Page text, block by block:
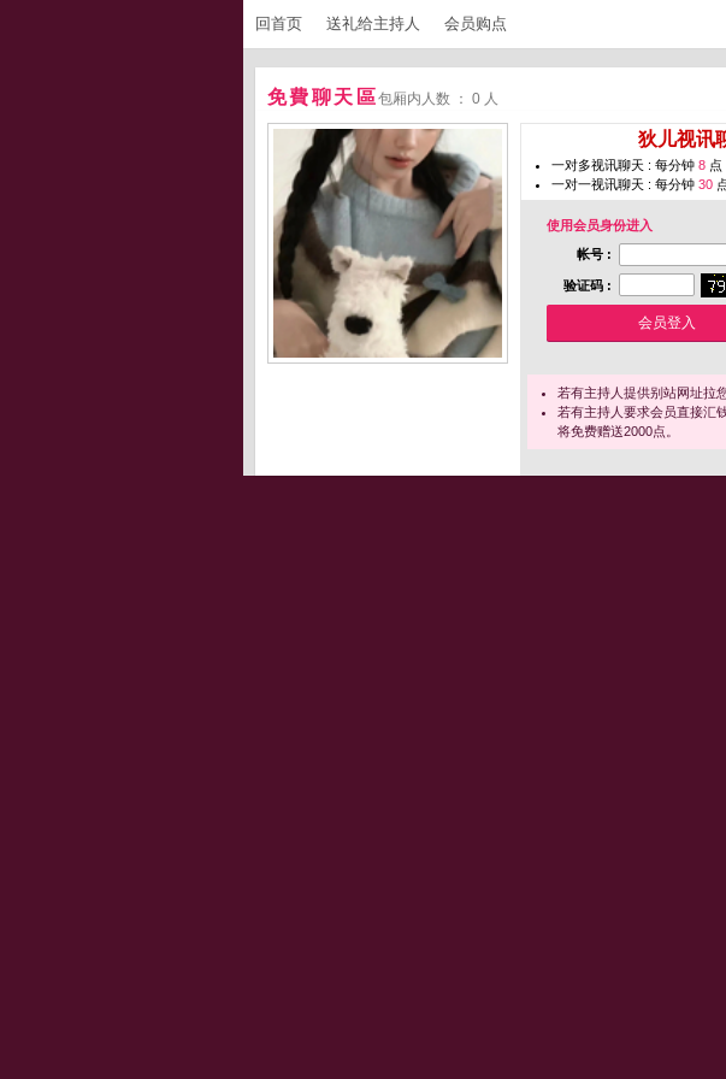
回首页 送礼给主持人 会员购点
免費聊天區包厢内人数 ： 0 人
狄儿视讯
一对多视讯聊天 : 每分钟 8 点
一对一视讯聊天 : 每分钟 30
使用会员身份进入
帐号 :
验证码 :
若有主持人提供别站网址拉
若有主持人要求会员直接汇
将免费赠送2000点。